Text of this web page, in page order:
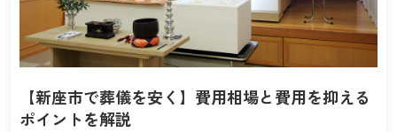
【新座市で葬儀を安く】費用相場と費用を抑える
ポイントを解説